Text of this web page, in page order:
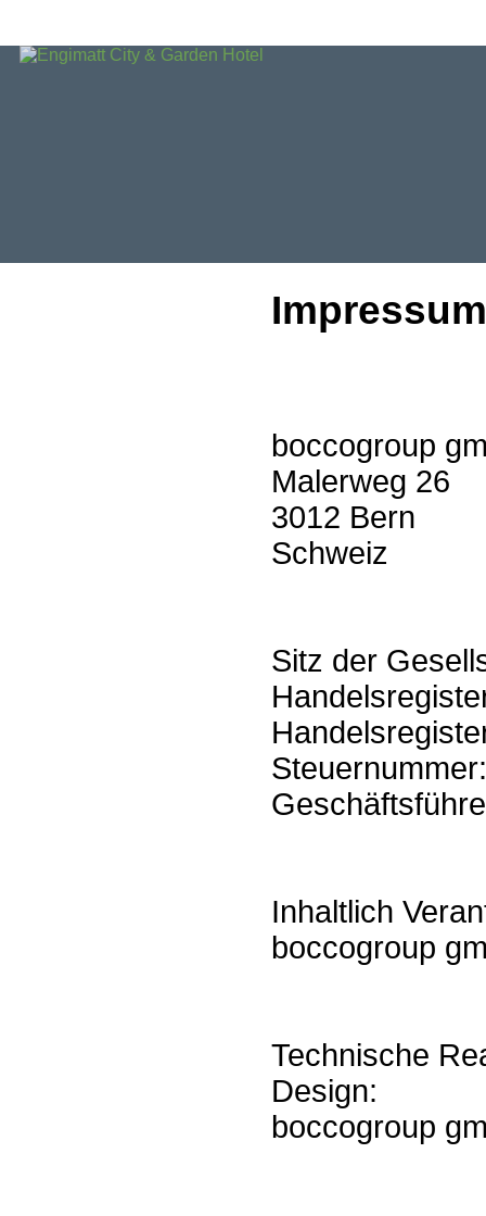
Impressum
boccogroup
Malerweg 26
3012 Bern
Schweiz
Sitz der
Inhaltlich
boccogroup
Technische
Design:
boccogroup